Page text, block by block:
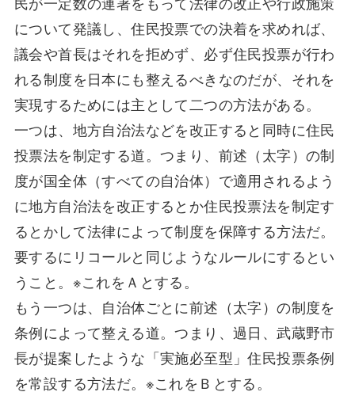
について発議し、住民投票での決着を求めれば、
議会や首長はそれを拒めず、必ず住民投票が行わ
れる制度を日本にも整えるべきなのだが、それを
実現するためには主として二つの方法がある。
一つは、地方自治法などを改正すると同時に住民
投票法を制定する道。つまり、前述（太字）の制
度が国全体（すべての自治体）で適用されるよう
に地方自治法を改正するとか住民投票法を制定す
るとかして法律によって制度を保障する方法だ。
要するにリコールと同じようなルールにするとい
うこと。※これをＡとする。
もう一つは、自治体ごとに前述（太字）の制度を
条例によって整える道。つまり、過日、武蔵野市
長が提案したような「実施必至型」住民投票条例
を常設する方法だ。※これをＢとする。